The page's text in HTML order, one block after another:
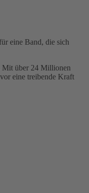
eine Band, die sich
Mit über 24 Millionen
eine treibende Kraft